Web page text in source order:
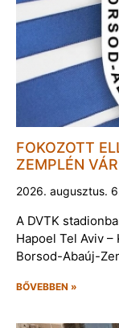
FOKOZOTT
ZEMPLÉN
2026. augusztus.
A DVTK
Hapoel Tel Aviv
Borsod-Abaúj-
BŐVEBBEN »